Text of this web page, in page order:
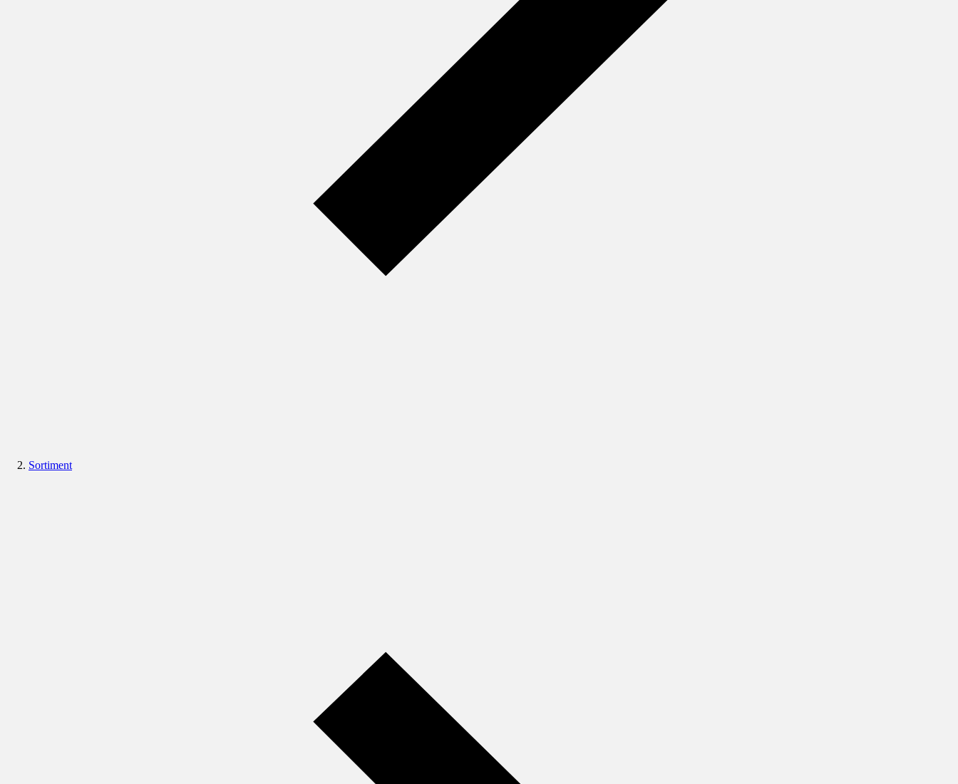
Sortiment